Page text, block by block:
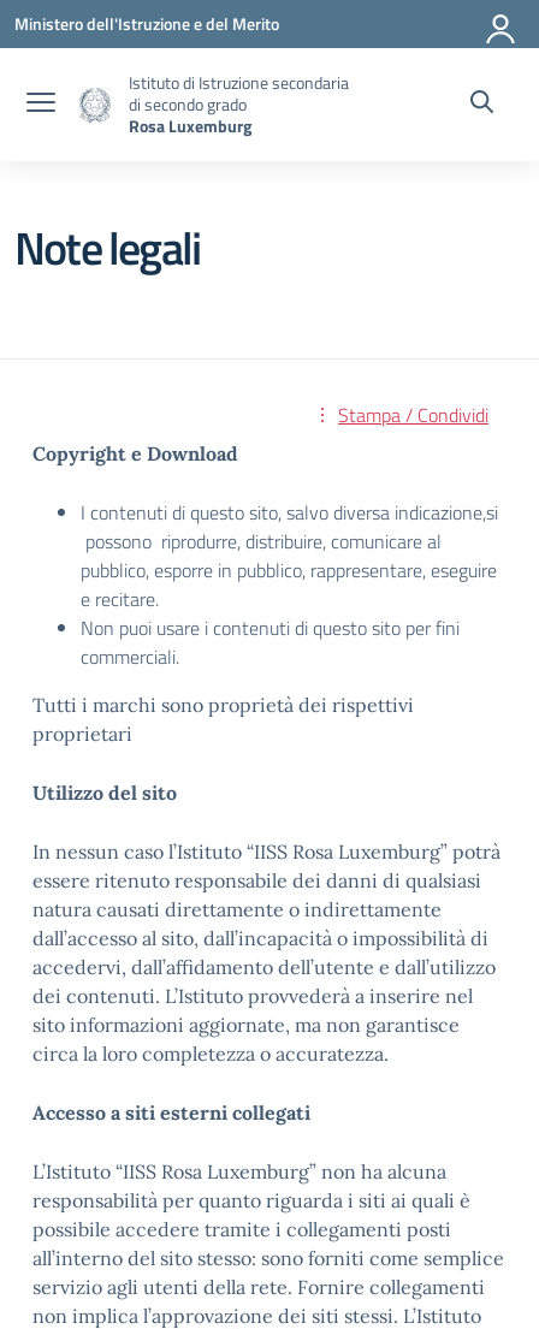
Vai ai contenuti
Vai al menu di navigazione
Vai al footer
Ministero dell'Istruzione e del Merito
Istituto di Istruzione secondaria
di secondo grado
Rosa Luxemburg
Note legali
Stampa / Condividi
Copyright e Download
I contenuti di questo sito, salvo diversa indicazione,si
possono riprodurre, distribuire, comunicare al
pubblico, esporre in pubblico, rappresentare, eseguire
e recitare.
Non puoi usare i contenuti di questo sito per fini
commerciali.
Tutti i marchi sono proprietà dei rispettivi
proprietari
Utilizzo del sito
In nessun caso l’Istituto “IISS Rosa Luxemburg” potrà
essere ritenuto responsabile dei danni di qualsiasi
natura causati direttamente o indirettamente
dall’accesso al sito, dall’incapacità o impossibilità di
accedervi, dall’affidamento dell’utente e dall’utilizzo
dei contenuti. L’Istituto provvederà a inserire nel
sito informazioni aggiornate, ma non garantisce
circa la loro completezza o accuratezza.
Accesso a siti esterni collegati
L’Istituto “IISS Rosa Luxemburg” non ha alcuna
responsabilità per quanto riguarda i siti ai quali è
possibile accedere tramite i collegamenti posti
all’interno del sito stesso: sono forniti come semplice
servizio agli utenti della rete. Fornire collegamenti
non implica l’approvazione dei siti stessi. L’Istituto